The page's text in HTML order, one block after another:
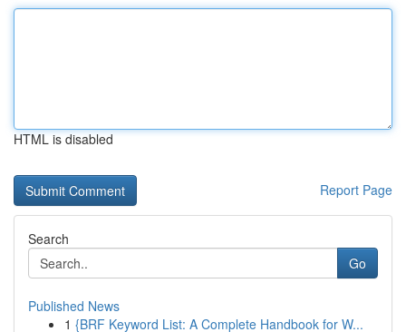
HTML is disabled
Report Page
Search
Go
Published News
1 {BRF Keyword List: A Complete Handbook for W...